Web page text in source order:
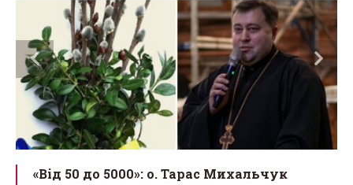
«Від 50 до 5000»: о. Тарас Михальчук